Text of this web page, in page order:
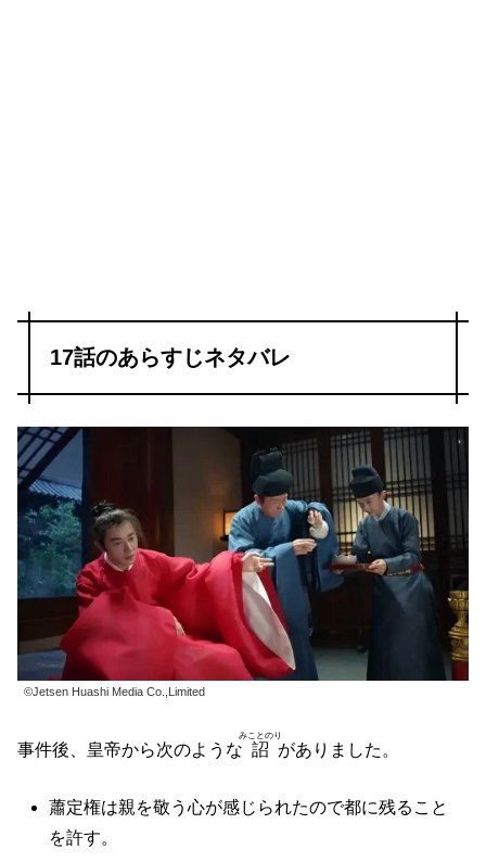
17話のあらすじネタバレ
©Jetsen Huashi Media Co.,Limited
事件後、皇帝から次のような 詔
みことのり
がありました。
蕭定権は親を敬う心が感じられたので都に残ること
を許す。